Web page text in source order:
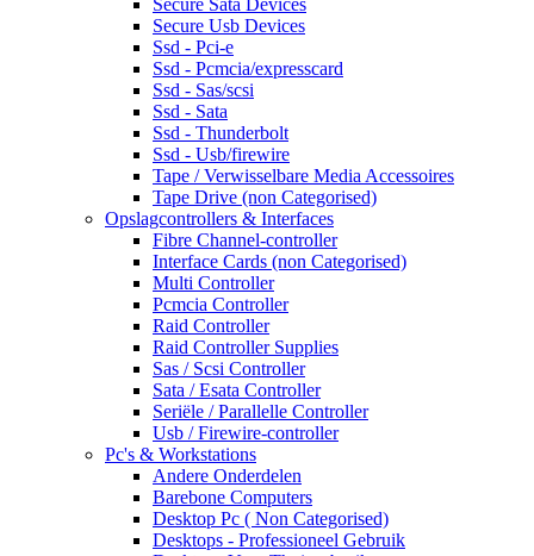
Secure Usb Devices
Ssd - Pci-e
Ssd - Pcmcia/expresscard
Ssd - Sas/scsi
Ssd - Sata
Ssd - Thunderbolt
Ssd - Usb/firewire
Tape / Verwisselbare Media Accessoires
Tape Drive (non Categorised)
Opslagcontrollers & Interfaces
Fibre Channel-controller
Interface Cards (non Categorised)
Multi Controller
Pcmcia Controller
Raid Controller
Raid Controller Supplies
Sas / Scsi Controller
Sata / Esata Controller
Seriële / Parallelle Controller
Usb / Firewire-controller
Pc's & Workstations
Andere Onderdelen
Barebone Computers
Desktop Pc ( Non Categorised)
Desktops - Professioneel Gebruik